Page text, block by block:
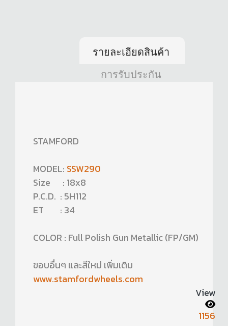
รายละเอียดสินค้า
การรับประกัน
STAMFORD
MODEL: SSW290
Size : 18x8
P.C.D. : 5H112
ET : 34
COLOR : Full Polish Gun Metallic (FP/GM)
ขอบอื่นๆ และสีใหม่ เพิ่มเติม
www.stamfordwheels.com
View
1156